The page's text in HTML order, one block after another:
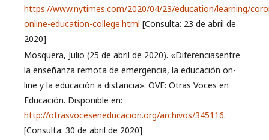
https://www.nytimes.com/2020/04/23/education/learning/
online-education-college.html [Consulta: 23 de abril de
2020]
Mosquera, Julio (25 de abril de 2020). «Diferenciasentre
la enseñanza remota de emergencia, la educación on-
line y la educación a distancia». OVE: Otras Voces en
Educación. Disponible en:
http://otrasvoceseneducacion.org/archivos/345116.
[Consulta: 30 de abril de 2020]